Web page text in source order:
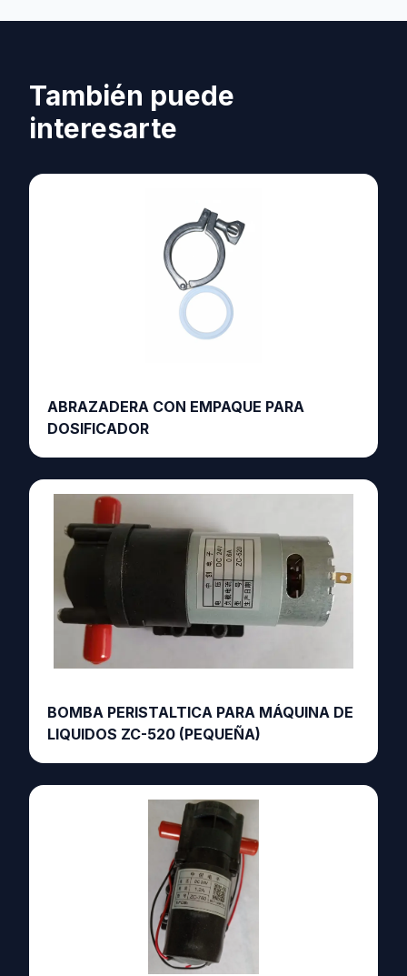
También puede
interesarte
ABRAZADERA CON EMPAQUE PARA
DOSIFICADOR
BOMBA PERISTALTICA PARA MÁQUINA DE
LIQUIDOS ZC-520 (PEQUEÑA)